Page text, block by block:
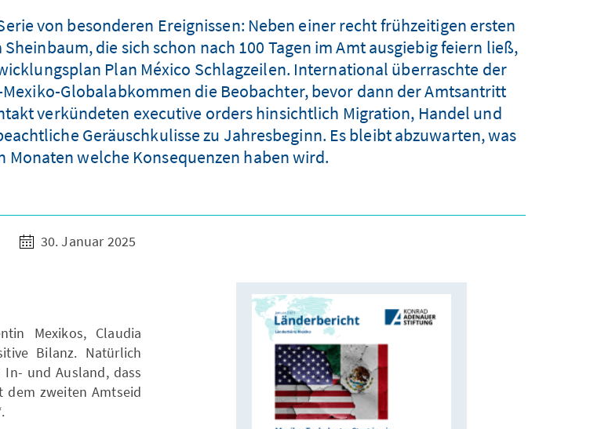
von besonderen Ereignissen: Neben einer recht frühzeitigen ersten
die sich schon nach 100 Tagen im Amt ausgiebig feiern ließ,
Plan México Schlagzeilen. International überraschte der
Globalabkommen die Beobachter, bevor dann der Amtsantritt
verkündeten executive orders hinsichtlich Migration, Handel und
Geräuschkulisse zu Jahresbeginn. Es bleibt abzuwarten, was
Monaten welche Konsequenzen haben wird.
30. Januar 2025
Mexikos, Claudia
Bilanz. Natürlich
und Ausland, dass
dem zweiten Amtseid